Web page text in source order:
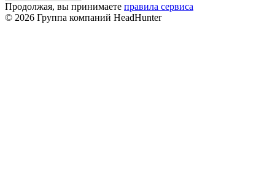
Продолжая, вы принимаете правила сервиса
© 2026 Группа компаний HeadHunter